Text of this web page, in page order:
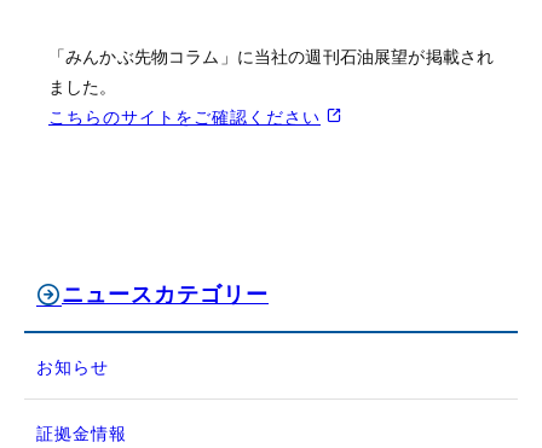
「みんかぶ先物コラム」に当社の週刊石油展望が掲載され
ました。
こちらのサイトをご確認ください
ニュースカテゴリー
お知らせ
証拠金情報